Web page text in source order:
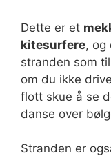
Dette er et
kitesurfere, og
stranden som
om du ikke
flott skue å se
danse over
Stranden er